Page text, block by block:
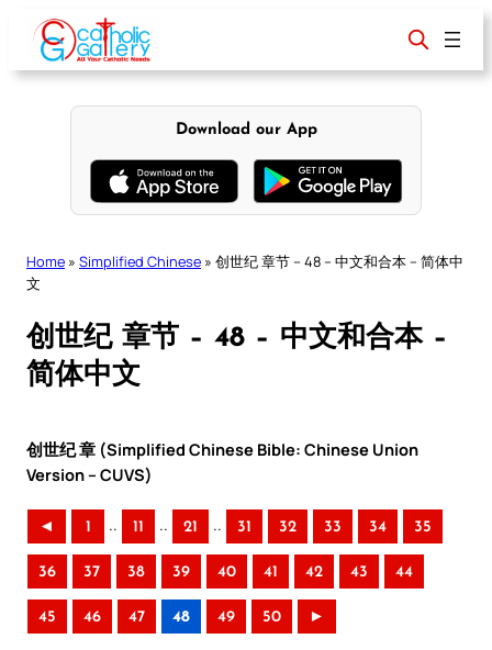
content
Download our App
Home » Simplified Chinese » 创世纪 章节 – 48 – 中文和合本 – 简体中
文
创世纪 章节 – 48 – 中文和合本 –
简体中文
创世纪 章 (Simplified Chinese Bible: Chinese Union
Version – CUVS)
◄ 1 .. 11 .. 21 .. 31 32 33 34 35
36 37 38 39 40 41 42 43 44
45 46 47 48 49 50 ►